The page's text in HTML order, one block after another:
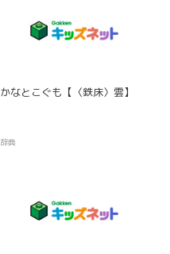
かなとこぐも【〈鉄床〉雲】
辞典